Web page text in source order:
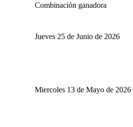
Combinación ganadora
Jueves 25 de Junio de 2026
Miercoles 13 de Mayo de 2026